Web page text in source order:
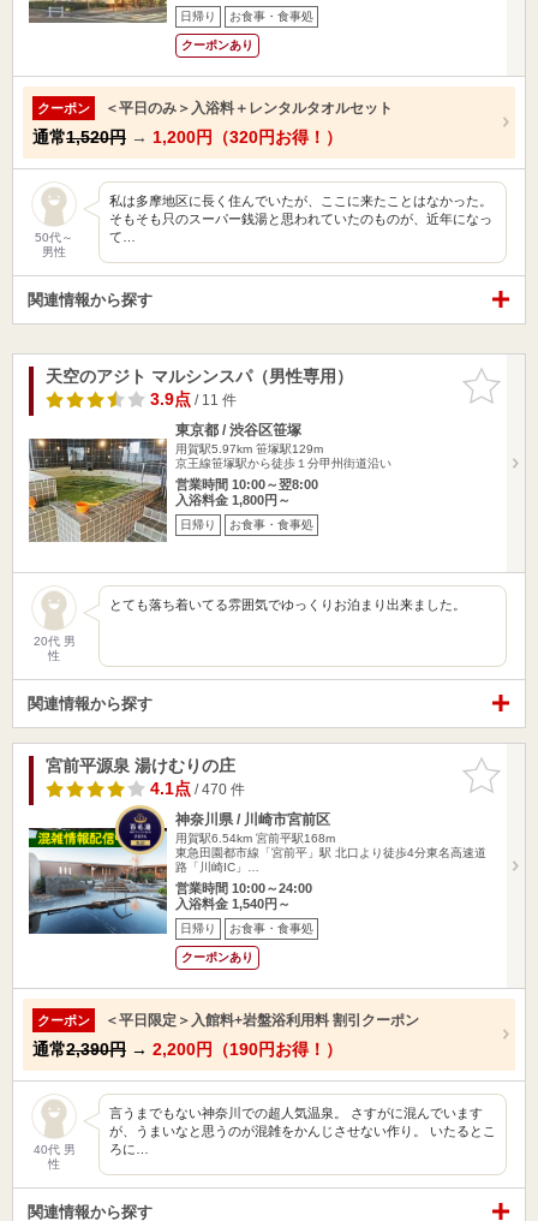
日帰り お食事・食事処
クーポンあり
クーポン ＜平日のみ＞入浴料＋レンタルタオルセット
通常1,520円 → 1,200円（320円お得！）
50代～
男性
私は多摩地区に長く住んでいたが、ここに来たことはなかった。
そもそも只のスーパー銭湯と思われていたのものが、近年になっ
て…
関連情報から探す
お気に入
りに追加
天空のアジト マルシンスパ（男性専用）
3.9点/ 11 件
東京都 / 渋谷区笹塚
用賀駅5.97km 笹塚駅129m
京王線笹塚駅から徒歩１分甲州街道沿い
営業時間 10:00～翌8:00
入浴料金 1,800円～
日帰り お食事・食事処
20代 男
性
とても落ち着いてる雰囲気でゆっくりお泊まり出来ました。
関連情報から探す
お気に入
りに追加
宮前平源泉 湯けむりの庄
4.1点/ 470 件
神奈川県 / 川崎市宮前区
用賀駅6.54km 宮前平駅168m
東急田園都市線「宮前平」駅 北口より徒歩4分東名高速道
路「川崎IC」…
営業時間 10:00～24:00
入浴料金 1,540円～
日帰り お食事・食事処
クーポンあり
クーポン ＜平日限定＞入館料+岩盤浴利用料 割引クーポン
通常2,390円 → 2,200円（190円お得！）
40代 男
性
言うまでもない神奈川での超人気温泉。 さすがに混んでいます
が、うまいなと思うのが混雑をかんじさせない作り。 いたるとこ
ろに…
関連情報から探す